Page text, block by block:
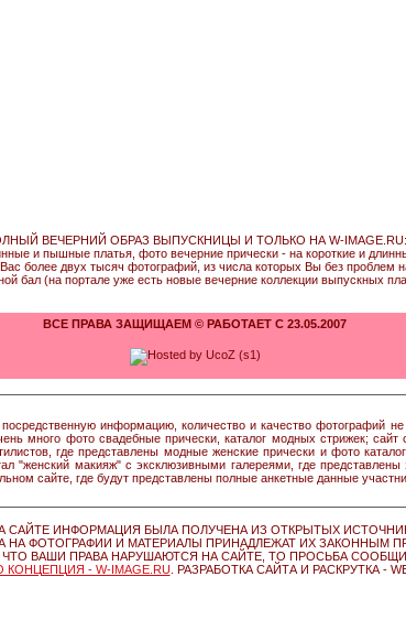
ВЕЧЕРНИЙ ОБРАЗ ВЫПУСКНИЦЫ И ТОЛЬКО НА W-IMAGE.RU:
и пышные платья, фото вечерние прически - на короткие и
более двух тысяч фотографий, из числа которых Вы без проблем
бал (на портале уже есть новые вечерние коллекции выпускных
ВСЕ ПРАВА ЗАЩИЩАЕМ © РАБОТАЕТ С 23.05.2007
информацию, количество и качество фотографий
много фото свадебные прически, каталог модных стрижек;
где представлены модные женские прически и фото
"женский макияж" с эксклюзивными галереями, где
сайте, где будут представлены полные анкетные данные
САЙТЕ ИНФОРМАЦИЯ БЫЛА ПОЛУЧЕНА ИЗ ОТКРЫТЫХ
НА ФОТОГРАФИИ И МАТЕРИАЛЫ ПРИНАДЛЕЖАТ ИХ ЗАКОННЫМ
ЧТО ВАШИ ПРАВА НАРУШАЮТСЯ НА САЙТЕ, ТО ПРОСЬБА
- W-IMAGE.RU . РАЗРАБОТКА САЙТА И РАСКРУТКА -